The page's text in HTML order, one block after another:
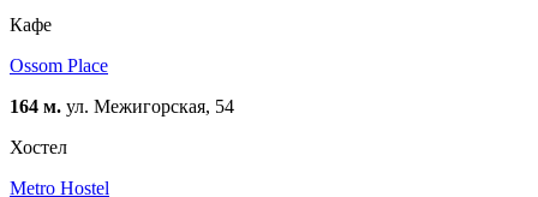
Кафе
Ossom Place
164 м. ул. Межигорская, 54
Хостел
Metro Hostel